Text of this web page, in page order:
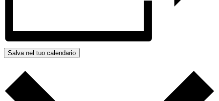
Salva nel tuo calendario